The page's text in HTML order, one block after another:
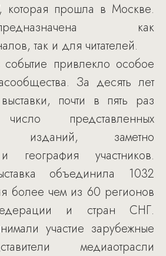
прошла в Москве.
как
так и для читателей.
событие привлекло особое
За десять лет
почти в пять раз
представленных
изданий, заметно
география участников.
объединила 1032
более чем из 60 регионов
и стран СНГ.
участие зарубежные
медиаотрасли